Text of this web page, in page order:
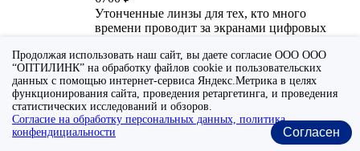
Утонченные линзы для тех, кто много
времени проводит за экранами цифровых
блокер) помогает снизить воздействие
синего света от излучения мониторов.
Рекомендуются для использования во
время работы с гаджетами, не для
постоянного ношения. Линзы
производства Сербии или Ю.-В. Азии.
Продолжая использовать наш сайт, вы даете согласие ООО ООО
“ОПТИЛИНК” на обработку файлов cookie и пользовательских
данных с помощью интернет-сервиса Яндекс.Метрика в целях
функционирования сайта, проведения ретаргетинга, и проведения
статистических исследований и обзоров.
Согласие на обработку персональных данных, политика
конфендициальности
Согласен